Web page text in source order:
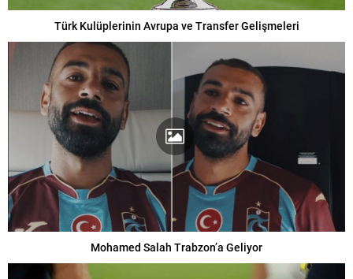
Türk Kulüplerinin Avrupa ve Transfer Gelişmeleri
Mohamed Salah Trabzon’a Geliyor